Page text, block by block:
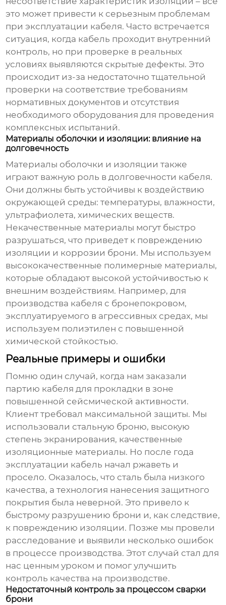
это может привести к серьезным проблемам
при эксплуатации кабеля. Часто встречается
ситуация, когда кабель проходит внутренний
контроль, но при проверке в реальных
условиях выявляются скрытые дефекты. Это
происходит из-за недостаточно тщательной
проверки на соответствие требованиям
нормативных документов и отсутствия
необходимого оборудования для проведения
комплексных испытаний.
Материалы оболочки и изоляции: влияние на
долговечность
Материалы оболочки и изоляции также
играют важную роль в долговечности кабеля.
Они должны быть устойчивы к воздействию
окружающей среды: температуры, влажности,
ультрафиолета, химических веществ.
Некачественные материалы могут быстро
разрушаться, что приведет к повреждению
изоляции и коррозии брони. Мы используем
высококачественные полимерные материалы,
которые обладают высокой устойчивостью к
внешним воздействиям. Например, для
производства кабеля с бронепокровом,
эксплуатируемого в агрессивных средах, мы
используем полиэтилен с повышенной
химической стойкостью.
Реальные примеры и ошибки
Помню один случай, когда нам заказали
партию кабеля для прокладки в зоне
повышенной сейсмической активности.
Клиент требовал максимальной защиты. Мы
использовали стальную броню, высокую
степень экранирования, качественные
изоляционные материалы. Но после года
эксплуатации кабель начал ржаветь и
просело. Оказалось, что сталь была низкого
качества, а технология нанесения защитного
покрытия была неверной. Это привело к
быстрому разрушению брони и, как следствие,
к повреждению изоляции. Позже мы провели
расследование и выявили несколько ошибок
в процессе производства. Этот случай стал для
нас ценным уроком и помог улучшить
контроль качества на производстве.
Недостаточный контроль за процессом сварки
брони